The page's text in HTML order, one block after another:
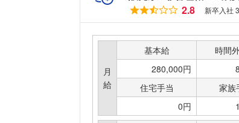
2.8
新卒入社
月
給
基本給 時間
280,000円
住宅手当
家族
0円